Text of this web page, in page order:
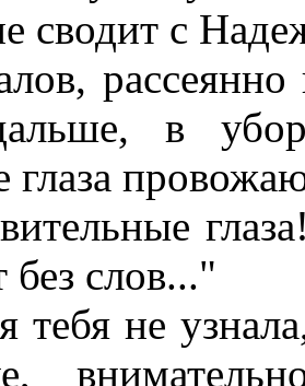
сводит с
рассеянно
в
глаза
без слов..."
не